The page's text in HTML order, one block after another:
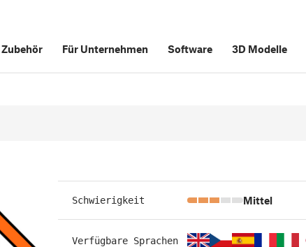
Zubehör Für Unternehmen Software 3D Modelle
Schwierigkeit Mittel
Verfügbare Sprachen